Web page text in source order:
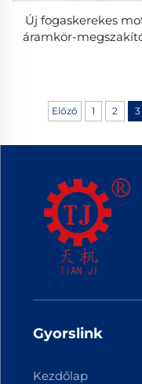
Új fogaskerekes
áramkör-
Előző 1 2 3
Gyorslink
Kezdőlap